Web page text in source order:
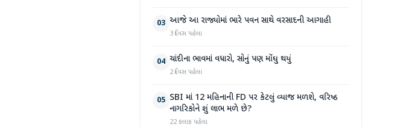
03 આજે આ રાજ્યોમાં ભારે પવન સાથે વરસાદની આગાહી
3 દિવસ પહેલા
04 ચાંદીના ભાવમાં વધારો, સોનું પણ મોંઘુ થયું
2 દિવસ પહેલા
05 SBI માં 12 મહિનાની FD પર કેટલું વ્યાજ મળશે, વરિષ્ઠ
નાગરિકોને શું લાભ મળે છે?
22 કલાક પહેલા